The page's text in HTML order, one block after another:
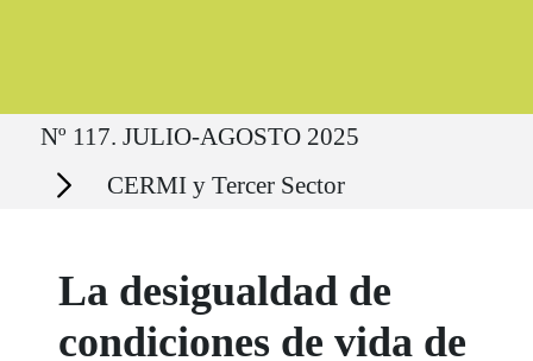
Ruta del sitio
Nº 117. JULIO-AGOSTO 2025
Secciones CERMI y Tercer Sector
La desigualdad de
condiciones de vida de